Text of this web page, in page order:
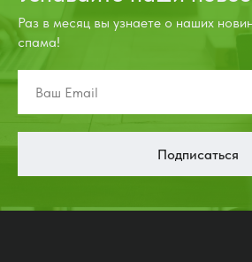
Раз в месяц вы узнаете о наших
спама!
Подписаться